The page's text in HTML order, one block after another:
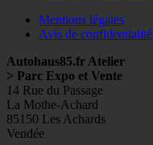
Mentions légales
Avis de confidentialité
Autohaus85.fr Atelier
> Parc Expo et Vente
14 Rue du Passage
La Mothe-Achard
85150 Les Achards
Vendée